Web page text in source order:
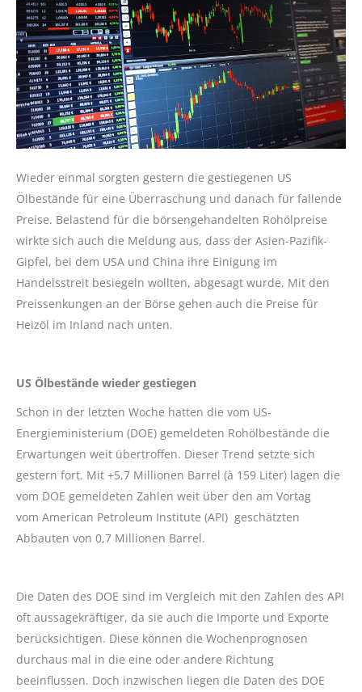
Wieder einmal sorgten gestern die gestiegenen US
Ölbestände für eine Überraschung und danach für fallende
Preise. Belastend für die börsengehandelten Rohölpreise
wirkte sich auch die Meldung aus, dass der Asien-Pazifik-
Gipfel, bei dem USA und China ihre Einigung im
Handelsstreit besiegeln wollten, abgesagt wurde. Mit den
Preissenkungen an der Börse gehen auch die Preise für
Heizöl im Inland nach unten.
US Ölbestände wieder gestiegen
Schon in der letzten Woche hatten die vom US-
Energieministerium (DOE) gemeldeten Rohölbestände die
Erwartungen weit übertroffen. Dieser Trend setzte sich
gestern fort. Mit +5,7 Millionen Barrel (à 159 Liter) lagen die
vom DOE gemeldeten Zahlen weit über den am Vortag
vom American Petroleum Institute (API) geschätzten
Abbauten von 0,7 Millionen Barrel.
Die Daten des DOE sind im Vergleich mit den Zahlen des API
oft aussagekräftiger, da sie auch die Importe und Exporte
berücksichtigen. Diese können die Wochenprognosen
durchaus mal in die eine oder andere Richtung
beeinflussen. Doch inzwischen liegen die Daten des DOE